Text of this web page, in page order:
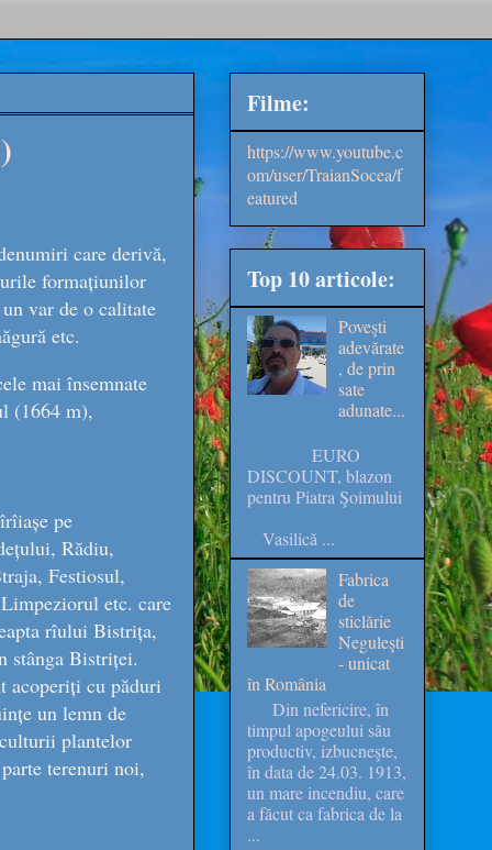
care derivă,
formațiunilor
var de o calitate
etc.
mai însemnate
(1664 m),
pe
Rădiu,
Festiosul,
etc. care
rîului Bistrița,
stânga Bistriței.
acoperiți cu păduri
un lemn de
plantelor
terenuri noi,
Filme:
https://www.youtube.c
om/user/TraianSocea/f
eatured
Top 10 articole:
Poveşti
adevărate
, de prin
sate
adunate...
EURO
DISCOUNT, blazon
pentru Piatra Şoimului
Vasilică ...
Fabrica
de
sticlărie
Neguleşti
- unicat
în România
Din nefericire, în
timpul apogeului său
productiv, izbucneşte,
în data de 24.03. 1913,
un mare incendiu, care
a făcut ca fabrica de la
...